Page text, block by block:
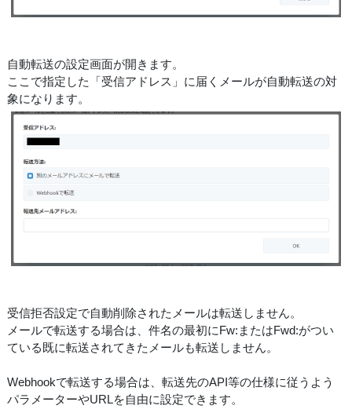
自動転送の設定画面が開きます。
ここで指定した「受信アドレス」に届くメールが自動転送の対
象になります。
受信拒否設定で自動削除されたメールは転送しません。
メールで転送する場合は、件名の最初にFw:またはFwd:がつい
ている既に転送されてきたメールも転送しません。
Webhookで転送する場合は、転送先のAPI等の仕様に従うよう
パラメーターやURLを自由に設定できます。